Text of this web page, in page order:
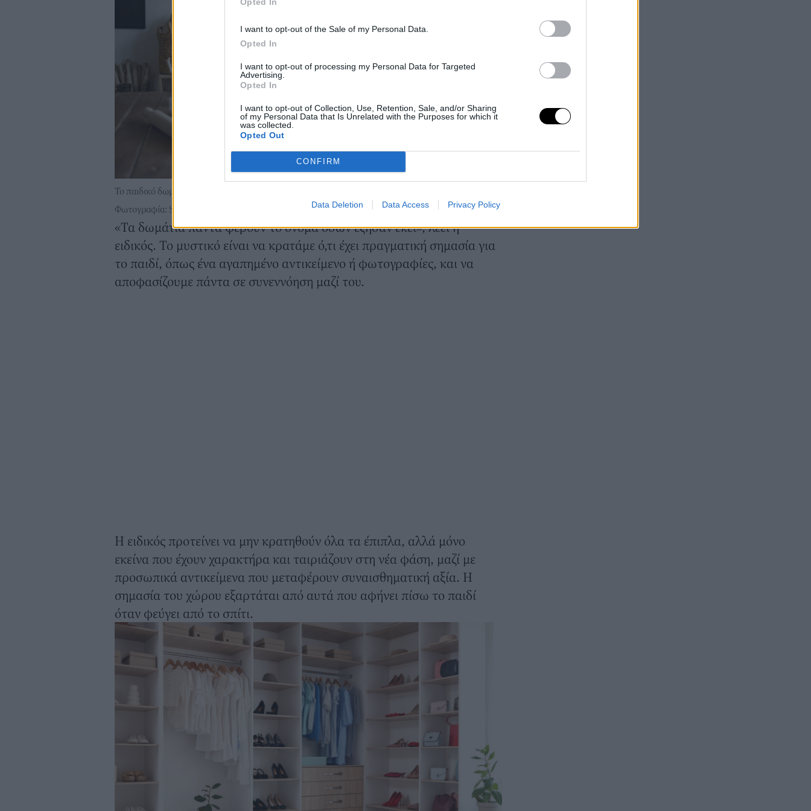
I want to opt-out of the Sale of my Personal Data.
Opted In
I want to opt-out of processing my Personal Data for Targeted
Advertising.
Opted In
I want to opt-out of Collection, Use, Retention, Sale, and/or Sharing
of my Personal Data that Is Unrelated with the Purposes for which it
was collected.
Opted Out
CONFIRM
Data Deletion Data Access Privacy Policy
Το παιδικό δωμάτιο μπορεί να μετατραπεί σε χώρο για τα χόμπι σας/ Φωτογραφία: Shutterstock
Φωτογραφία: Shutterstock
«Τα δωμάτια πάντα φέρουν το όνομα όσων έζησαν εκεί», λέει η
ειδικός. Το μυστικό είναι να κρατάμε ό,τι έχει πραγματική σημασία για
το παιδί, όπως ένα αγαπημένο αντικείμενο ή φωτογραφίες, και να
αποφασίζουμε πάντα σε συνεννόηση μαζί του.
Η ειδικός προτείνει να μην κρατηθούν όλα τα έπιπλα, αλλά μόνο
εκείνα που έχουν χαρακτήρα και ταιριάζουν στη νέα φάση, μαζί με
προσωπικά αντικείμενα που μεταφέρουν συναισθηματική αξία. Η
σημασία του χώρου εξαρτάται από αυτά που αφήνει πίσω το παιδί
όταν φεύγει από το σπίτι.